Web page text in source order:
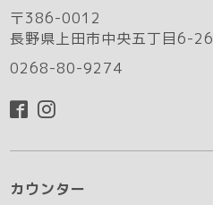
〒386-0012
長野県上田市中央五丁目6-26
0268-80-9274
カウンター